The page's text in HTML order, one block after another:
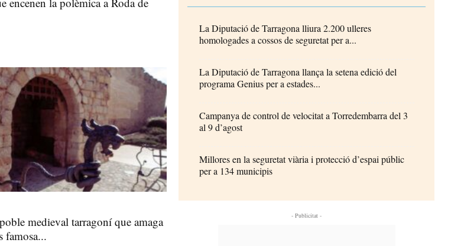
medieval tarragoní que amaga
famosa...
La Diputació de Tarragona lliura 2.200 ulleres
homologades a cossos de seguretat per a...
La Diputació de Tarragona llança la setena edició del
programa Genius per a estades...
Campanya de control de velocitat a Torredembarra del 3
al 9 d’agost
Millores en la seguretat viària i protecció d’espai públic
per a 134 municipis
- Publicitat -